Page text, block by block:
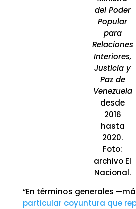
del Poder
Popular
para
Relaciones
Interiores,
Justicia y
Paz de
Venezuela
desde
2016
hasta
2020.
Foto:
archivo El
Nacional.
“En términos generales
particular coyuntura que